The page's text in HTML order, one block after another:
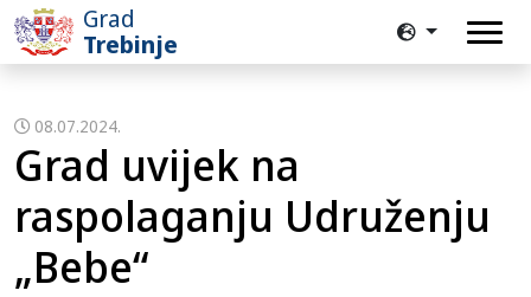
Grad
Trebinje
08.07.2024.
Grad uvijek na
raspolaganju Udruženju
„Bebe“